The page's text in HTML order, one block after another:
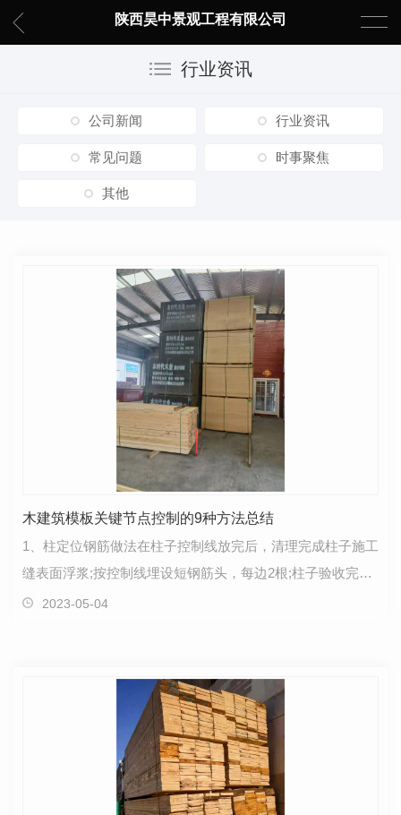
陕西昊中景观工程有限公司
行业资讯
公司新闻 行业资讯
常见问题 时事聚焦
其他
木建筑模板关键节点控制的9种方法总结
1、柱定位钢筋做法在柱子控制线放完后，清理完成柱子施工
缝表面浮浆;按控制线埋设短钢筋头，每边2根;柱子验收完毕
后不得将梁板垃圾扫入柱中。2、止浆条做法柱子与…
2023-05-04